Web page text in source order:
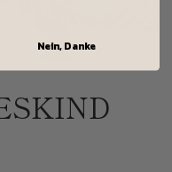
Nein, Danke